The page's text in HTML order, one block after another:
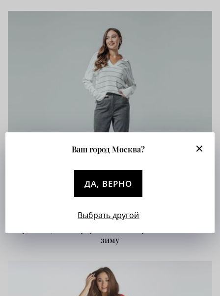
зиму
Ваш город Москва?
ДА, ВЕРНО
Выбрать другой